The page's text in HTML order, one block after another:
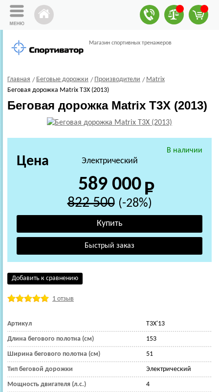
Магазин спортивных тренажеров
Главная Беговые дорожки Производители
Matrix
Беговая дорожка Matrix T3X (2013)
Беговая дорожка Matrix T3X (2013)
В наличии
Электрический
Цена
589 000
822 500 (-28%)
Добавить к сравнению
1 отзыв
Артикул T3X'13
Длина бегового полотна (см) 153
Ширина бегового полотна (см) 51
Тип беговой дорожки Электрический
Мощность двигателя (л.с.) 4